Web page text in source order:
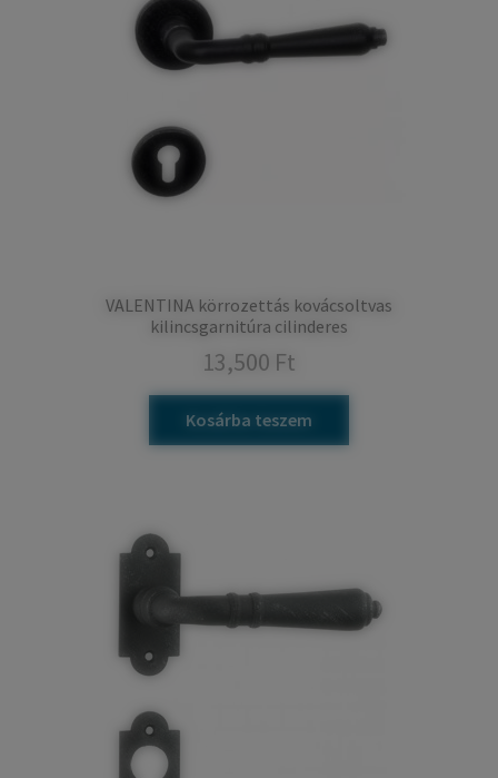
VALENTINA körrozettás kovácsoltvas
kilincsgarnitúra cilinderes
13,500 Ft
Kosárba teszem